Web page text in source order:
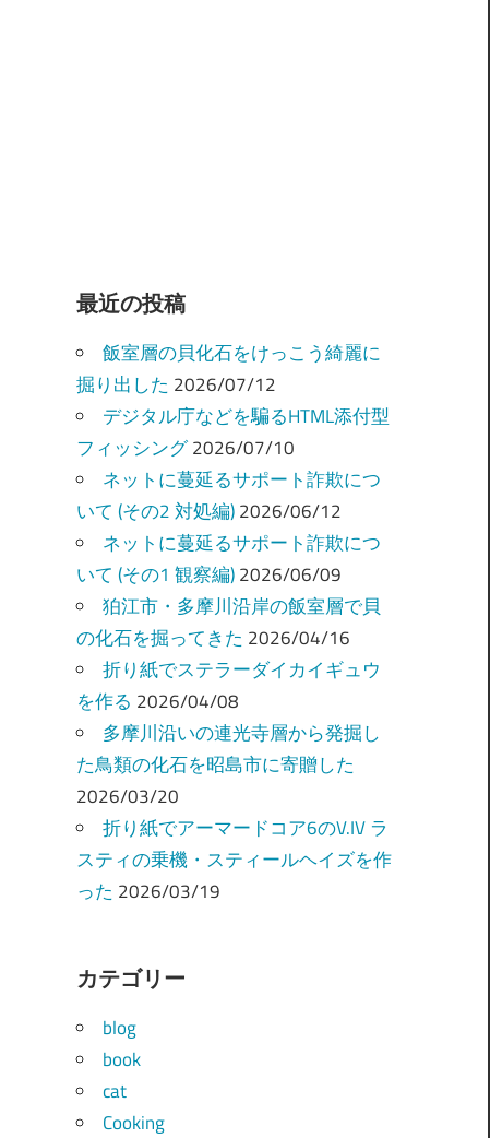
最近の投稿
飯室層の貝化石をけっこう綺麗に
掘り出した 2026/07/12
デジタル庁などを騙るHTML添付型
フィッシング 2026/07/10
ネットに蔓延るサポート詐欺につ
いて (その2 対処編) 2026/06/12
ネットに蔓延るサポート詐欺につ
いて (その1 観察編) 2026/06/09
狛江市・多摩川沿岸の飯室層で貝
の化石を掘ってきた 2026/04/16
折り紙でステラーダイカイギュウ
を作る 2026/04/08
多摩川沿いの連光寺層から発掘し
た鳥類の化石を昭島市に寄贈した
2026/03/20
折り紙でアーマードコア6のV.IV ラ
スティの乗機・スティールヘイズを作
った 2026/03/19
カテゴリー
blog
book
cat
Cooking